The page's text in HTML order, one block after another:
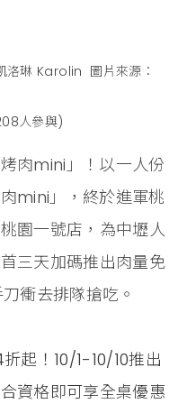
洛琳 Karolin 圖片來源：
人參與)
肉mini」！以一人份
mini」，終於進軍桃
園一號店，為中壢人
三天加碼推出肉量免
衝去排隊搶吃。
起！10/1-10/10推出
資格即可享全桌優惠